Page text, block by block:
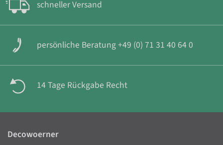
schneller Versand
persönliche Beratung +49 (0) 71 31 40 64 0
14 Tage Rückgabe Recht
Decowoerner